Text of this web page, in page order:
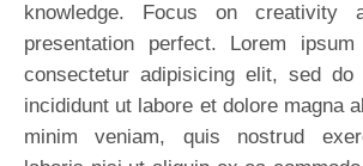
knowledge. Focus on creativity
presentation perfect. Lorem
consectetur adipisicing elit, sed do
incididunt ut labore et dolore magna
minim veniam, quis nostrud